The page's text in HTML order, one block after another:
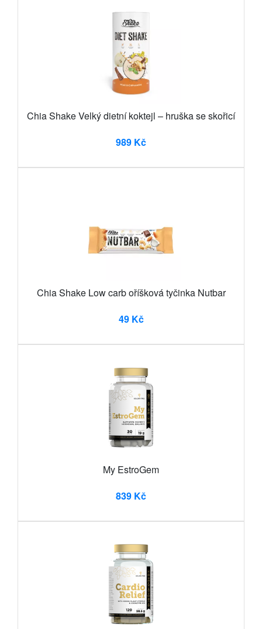
Chia Shake Velký dietní koktejl – hruška se skořicí
989 Kč
Chia Shake Low carb oříšková tyčinka Nutbar
49 Kč
My EstroGem
839 Kč